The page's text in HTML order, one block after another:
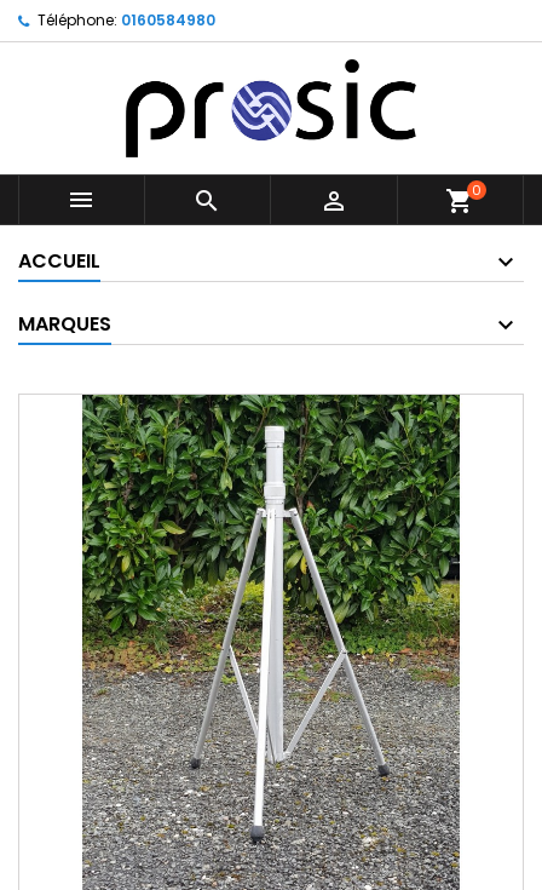
Téléphone: 0160584980
   shopping_cart0
ACCUEIL
MARQUES